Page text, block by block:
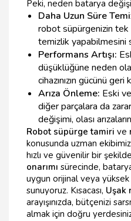
Peki, neden batarya
Daha Uzun Süre
robot süpürgenizin tek
temizlik yapabilmesini
Performans Artışı:
düşüklüğüne neden
cihazınızın gücünü geri
Arıza Önleme: Eski
diğer parçalara da
değişimi, olası
Robot süpürge tamiri ve
konusunda uzman
hızlı ve güvenilir bir
onarımı sürecinde,
uygun orijinal veya
sunuyoruz. Kısacası, Uşak
arayışınızda, bütçenizi
almak için doğru